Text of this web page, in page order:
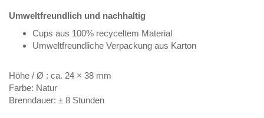
Umweltfreundlich und nachhaltig
Cups aus 100% recyceltem Material
Umweltfreundliche Verpackung aus Karton
Höhe / Ø : ca. 24 × 38 mm
Farbe: Natur
Brenndauer: ± 8 Stunden